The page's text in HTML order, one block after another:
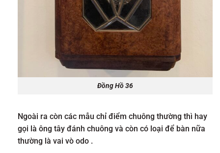
Đồng Hồ 36
Ngoài ra còn các mẫu chỉ điểm chuông thường thì hay
gọi là ông tây đánh chuông và còn có loại để bàn nữa
thường là vai vò odo .